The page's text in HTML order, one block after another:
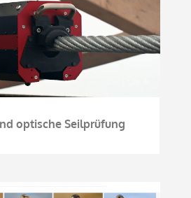
optische Seilprüfung